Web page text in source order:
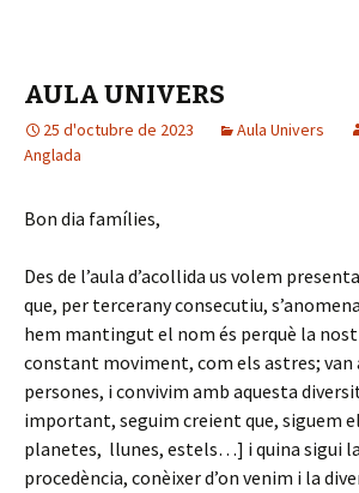
AULA UNIVERS
25 d'octubre de 2023 Aula Univers
Anglada
Bon dia famílies,
Des de l’aula d’acollida us volem
que, per tercerany consecutiu,
hem mantingut el nom és perquè la
constant moviment, com els astres; van
persones, i convivim amb aquesta
important, seguim creient que, siguem
planetes, llunes, estels…] i quina sigui
procedència, conèixer d’on venim i la